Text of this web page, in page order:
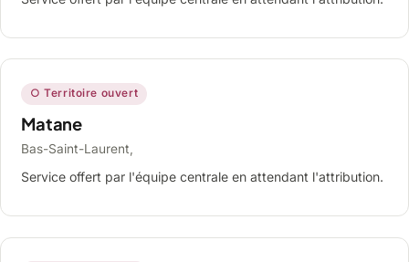
○ Territoire ouvert
Matane
Bas-Saint-Laurent,
Service offert par l'équipe centrale en attendant l'attribution.